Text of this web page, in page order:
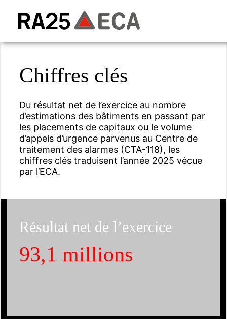
Chiffres clés
Du résultat net de l’exercice au nombre
d’estimations des bâtiments en passant par
les placements de capitaux ou le volume
d’appels d’urgence parvenus au Centre de
traitement des alarmes (CTA-118), les
chiffres clés traduisent l’année 2025 vécue
par l’ECA.
Résultat net de l’exercice
93,1 millions